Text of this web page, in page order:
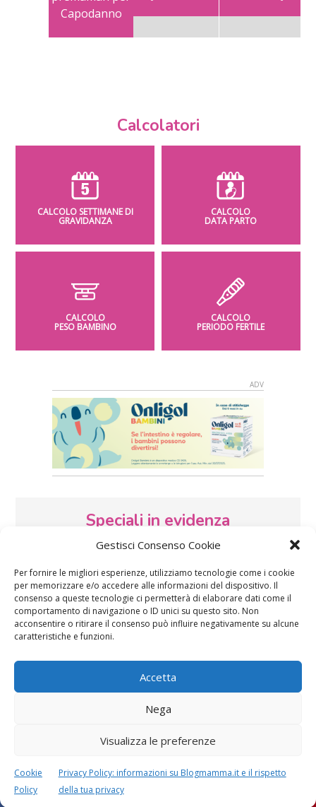
Gestisci Consenso Cookie
Per fornire le migliori esperienze, utilizziamo tecnologie come i cookie
per memorizzare e/o accedere alle informazioni del dispositivo. Il
consenso a queste tecnologie ci permetterà di elaborare dati come il
comportamento di navigazione o ID unici su questo sito. Non
acconsentire o ritirare il consenso può influire negativamente su alcune
caratteristiche e funzioni.
Accetta
Nega
Visualizza le preferenze
Cookie
Policy
Privacy Policy: informazioni su Blogmamma.it e il rispetto
della tua privacy
Capodanno
Calcolatori
CALCOLO SETTIMANE DI
GRAVIDANZA
CALCOLO
DATA PARTO
CALCOLO
PESO BAMBINO
CALCOLO
PERIODO FERTILE
Speciali in evidenza
Vaccini
lavoretti, biglietti
d’auguri, filastrocche
gravidanza